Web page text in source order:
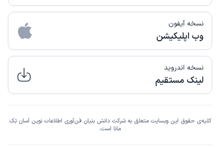
نسخه آیفون
وب اپلیکیشن
نسخه اندروید
لینک مستقیم
کلیه‌ی حقوق این وبسایت متعلق به شرکت دانش بنیان فن‌آوری اطلاعات نوین آسان تِک
مانا است.